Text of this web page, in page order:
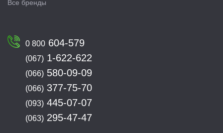
Все бренды
0 800 604-579
(067) 1-622-622
(066) 580-09-09
(066) 377-75-70
(093) 445-07-07
(063) 295-47-47